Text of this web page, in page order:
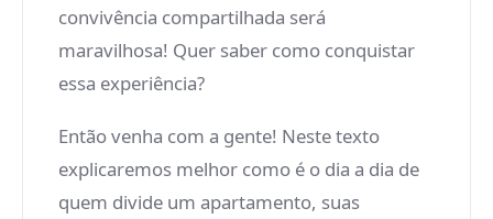
convivência compartilhada será
maravilhosa! Quer saber como conquistar
essa experiência?
Então venha com a gente! Neste texto
explicaremos melhor como é o dia a dia de
quem divide um apartamento, suas